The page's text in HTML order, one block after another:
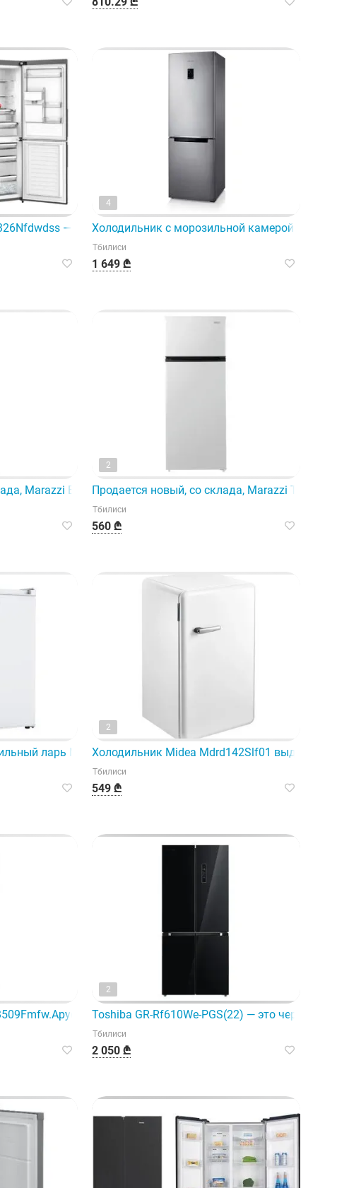
дома или сада. Общий объем —
— идеальный бытовой прибор для вашего дома.
4
Холодильник с морозильной камерой
Тбилиси
1 649 ₾
дома.
Marazzi BMF-Wd355Fsi(SW).
2
Продается новый, со склада, Marazzi TMF-
Тбилиси
560 ₾
ларь Marazzi BD-97-53H.
2
Холодильник Midea Mdrd142Slf01
Тбилиси
549 ₾
и...
к классу энергоэффективности A+.
серебристого цвета сочетает в себе
2
Toshiba GR-Rf610We-PGS(22) — это черный,
Тбилиси
2 050 ₾